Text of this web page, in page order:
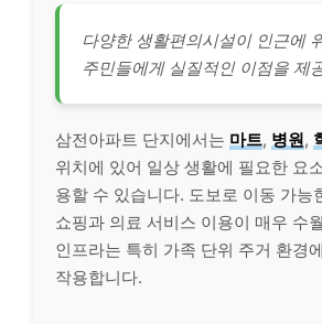
다양한 생활편의시설이 인근에
주민들에게 실질적인 이점을 제
삼전아파트 단지에서는 마트, 병원,
위치에 있어 일상 생활에 필요한 요
용할 수 있습니다. 도보로 이동 가능
쇼핑과 의료 서비스 이용이 매우 수
인프라는 특히 가족 단위 주거 환경
작용합니다.